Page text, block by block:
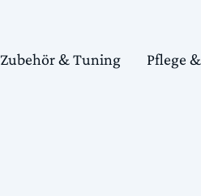
Zubehör & Tuning
Pflege